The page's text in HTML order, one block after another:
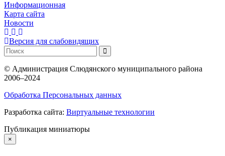
Информационная
Карта сайта
Новости
Версия для слабовидящих
© Администрация Слюдянского муниципального района
2006–2024
Обработка Персональных данных
Разработка сайта: Виртуальные технологии
Публикация миниатюры
×